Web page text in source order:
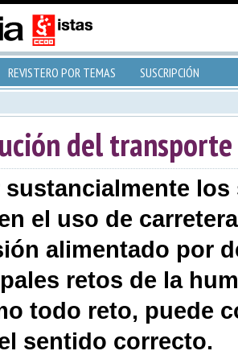
REVISTERO POR TEMAS SUSCRIPCIÓN
del
sustancialmente
el uso de
alimentado por
retos de la
todo reto, puede
sentido correcto.